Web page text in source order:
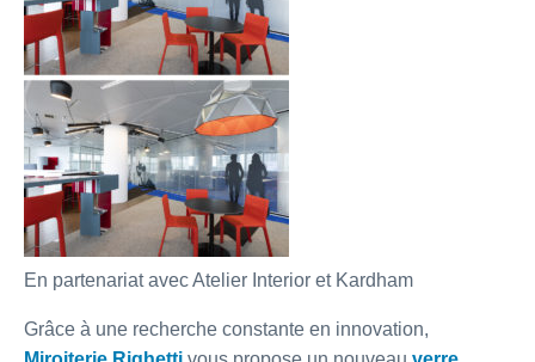
En partenariat avec Atelier Interior et Kardham
Grâce à une recherche constante en innovation,